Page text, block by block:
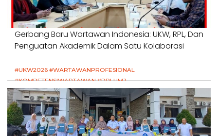
Gerbang Baru Wartawan Indonesia: UKW, RPL, Dan
Penguatan Akademik Dalam Satu Kolaborasi
#UKW2026 #WARTAWANPROFESIONAL
#KOMPETENSIWARTAWAN #RPLUMJ
#PENDIDIKANWARTAWAN #SWINASIONAL #SWIJABAR
1 Agustus 2026